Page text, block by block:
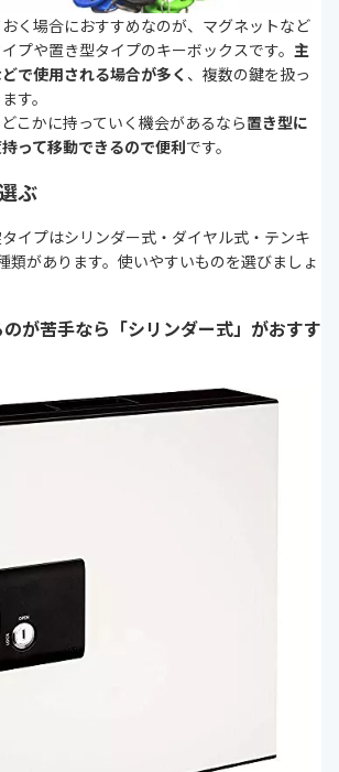
く場合におすすめなのが、マグネットなど
プや置き型タイプのキーボックスです。 主
で使用される場合が多く 、複数の鍵を扱っ
す。
こかに持っていく機会があるなら置き型に
って移動できるので便利です。
ぶ
イプはシリンダー式・ダイヤル式・テンキ
類があります。使いやすいものを選びましょ
が苦手なら「シリンダー式」がおすす